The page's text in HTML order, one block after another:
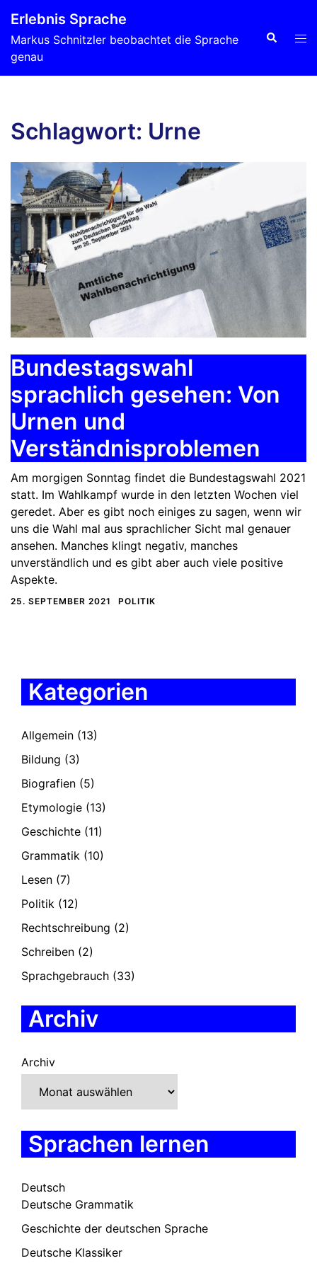
Inhalt
springen
Erlebnis Sprache
Markus Schnitzler beobachtet die Sprache
genau
Suche
Schlagwort: Urne
Bundestagswahl
sprachlich gesehen: Von
Urnen und
Verständnisproblemen
Am morgigen Sonntag findet die Bundestagswahl 2021
statt. Im Wahlkampf wurde in den letzten Wochen viel
geredet. Aber es gibt noch einiges zu sagen, wenn wir
uns die Wahl mal aus sprachlicher Sicht mal genauer
ansehen. Manches klingt negativ, manches
unverständlich und es gibt aber auch viele positive
Aspekte.
25. SEPTEMBER 2021 POLITIK
Kategorien
Allgemein (13)
Bildung (3)
Biografien (5)
Etymologie (13)
Geschichte (11)
Grammatik (10)
Lesen (7)
Politik (12)
Rechtschreibung (2)
Schreiben (2)
Sprachgebrauch (33)
Archiv
Archiv
Sprachen lernen
Deutsch
Deutsche Grammatik
Geschichte der deutschen Sprache
Deutsche Klassiker